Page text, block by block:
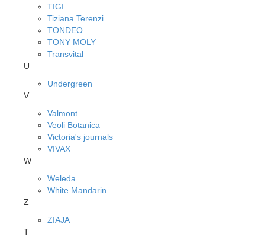
TIGI
Tiziana Terenzi
TONDEO
TONY MOLY
Transvital
U
Undergreen
V
Valmont
Veoli Botanica
Victoria's journals
VIVAX
W
Weleda
White Mandarin
Z
ZIAJA
Т